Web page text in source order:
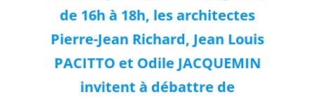
de 16h à 18h, les architectes
Pierre-Jean Richard, Jean Louis
PACITTO et Odile JACQUEMIN
invitent à débattre de